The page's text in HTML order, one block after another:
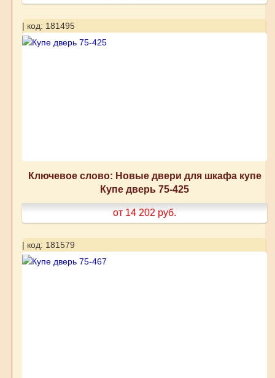
| код: 181495
Ключевое слово: Новые двери для шкафа купе
Купе дверь 75-425
от 14 202 руб.
| код: 181579